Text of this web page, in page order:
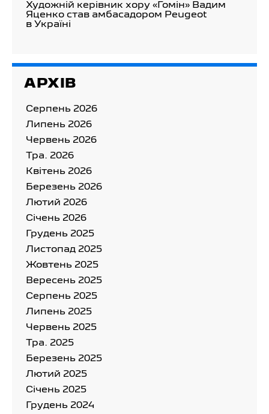
Художній керівник хору «Гомін» Вадим
Яценко став амбасадором Peugeot
в Україні
АРХІВ
Серпень 2026
Липень 2026
Червень 2026
Тра. 2026
Квітень 2026
Березень 2026
Лютий 2026
Cічень 2026
Грудень 2025
Листопад 2025
Жовтень 2025
Вересень 2025
Серпень 2025
Липень 2025
Червень 2025
Тра. 2025
Березень 2025
Лютий 2025
Cічень 2025
Грудень 2024